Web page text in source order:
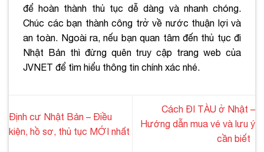
để hoàn thành thủ tục dễ dàng và nhanh chóng.
Chúc các bạn thành công trở về nước thuận lợi và
an toàn. Ngoài ra, nếu bạn quan tâm đến thủ tục đi
Nhật Bản thì đừng quên truy cập trang web của
JVNET để tìm hiểu thông tin chính xác nhé.
Định cư Nhật Bản – Điều
kiện, hồ sơ, thủ tục MỚI nhất
Cách ĐI TÀU ở Nhật –
Hướng dẫn mua vé và lưu ý
cần biết